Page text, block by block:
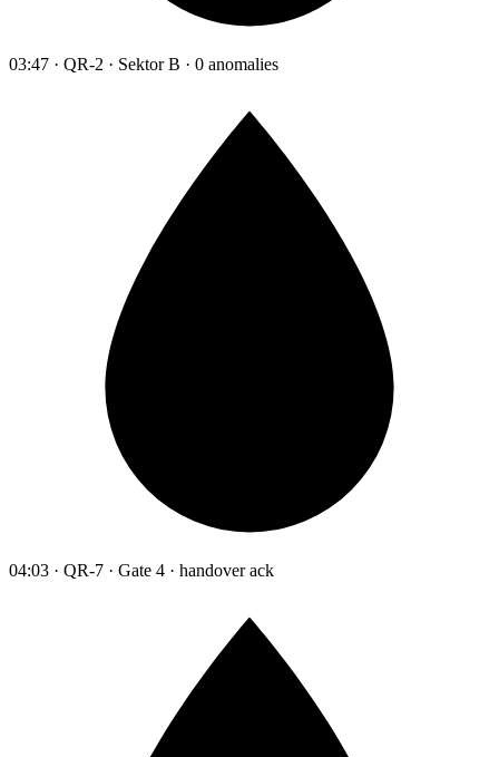
03:47 · QR-2 · Sektor B · 0 anomalies
04:03 · QR-7 · Gate 4 · handover ack